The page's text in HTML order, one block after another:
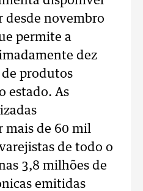
desde novembro
permite a
dez
de produtos
estado. As
mais de 60 mil
de todo o
3,8 milhões de
emitidas